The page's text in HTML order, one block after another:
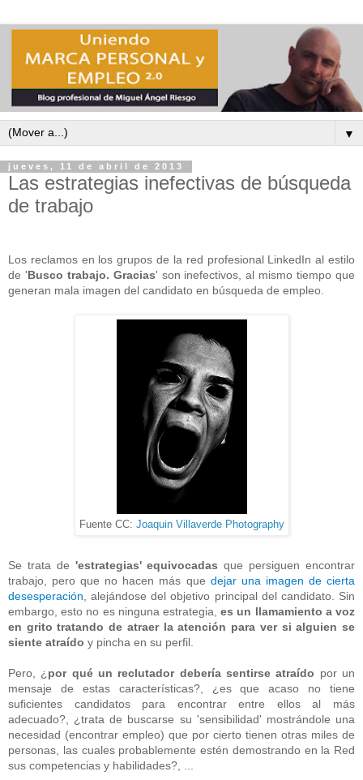
▼
jueves, 11 de abril de 2013
Las estrategias inefectivas de búsqueda
de trabajo
Los reclamos en los grupos de la red profesional LinkedIn al estilo
de 'Busco trabajo. Gracias' son inefectivos, al mismo tiempo que
generan mala imagen del candidato en búsqueda de empleo.
Fuente CC: Joaquin Villaverde Photography
Se trata de 'estrategias' equivocadas que persiguen encontrar
trabajo, pero que no hacen más que dejar una imagen de cierta
desesperación , alejándose del objetivo principal del candidato. Sin
embargo, esto no es ninguna estrategia,es un llamamiento a voz
en grito tratando de atraer la atención para ver si alguien se
siente atraído y pincha en su perfil.
Pero, ¿ por qué un reclutador debería sentirse atraído por un
mensaje de estas características?, ¿es que acaso no tiene
suficientes candidatos para encontrar entre ellos al más
adecuado?, ¿trata de buscarse su 'sensibilidad' mostrándole una
necesidad (encontrar empleo) que por cierto tienen otras miles de
personas, las cuales probablemente estén demostrando en la Red
sus competencias y habilidades?, ...